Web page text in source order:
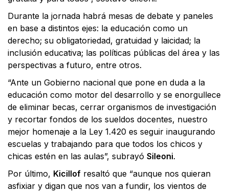
Durante la jornada habrá mesas de debate y paneles
en base a distintos ejes: la educación como un
derecho; su obligatoriedad, gratuidad y laicidad; la
inclusión educativa; las políticas públicas del área y las
perspectivas a futuro, entre otros.
“Ante un Gobierno nacional que pone en duda a la
educación como motor del desarrollo y se enorgullece
de eliminar becas, cerrar organismos de investigación
y recortar fondos de los sueldos docentes, nuestro
mejor homenaje a la Ley 1.420 es seguir inaugurando
escuelas y trabajando para que todos los chicos y
chicas estén en las aulas”, subrayó Sileoni.
Por último, Kicillof resaltó que “aunque nos quieran
asfixiar y digan que nos van a fundir, los vientos de